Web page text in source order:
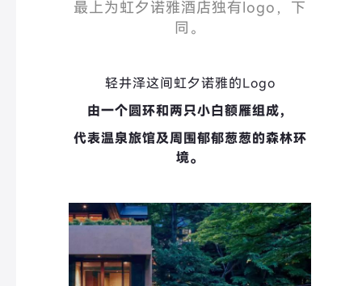
最上为虹夕诺雅酒店独有logo，下
同。
轻井泽这间虹夕诺雅的Logo
由一个圆环和两只小白额雁组成，
代表温泉旅馆及周围郁郁葱葱的森林环
境。